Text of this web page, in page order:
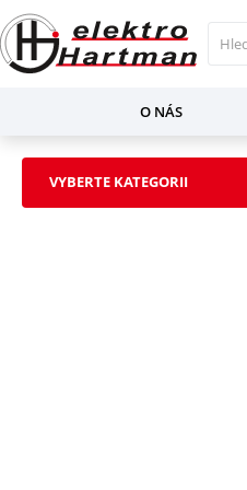
O NÁS
VYBERTE KATEGORII